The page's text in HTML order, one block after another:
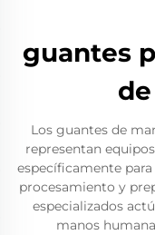
guantes
Los guantes de
representan
específicamente
procesamiento y
especializados
manos